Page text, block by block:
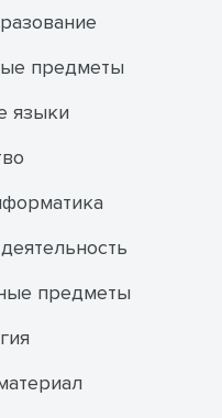
предметы
языки
предметы